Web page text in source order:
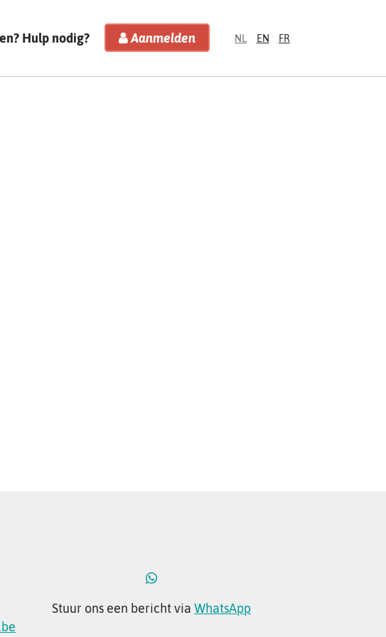
Hulp nodig? Aanmelden NL EN FR
Stuur ons een bericht via WhatsApp